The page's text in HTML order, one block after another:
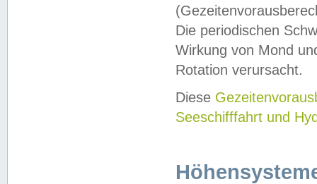
Die periodischen
Wirkung von Mond
Rotation verursacht.
Diese
Seeschifffahrt und